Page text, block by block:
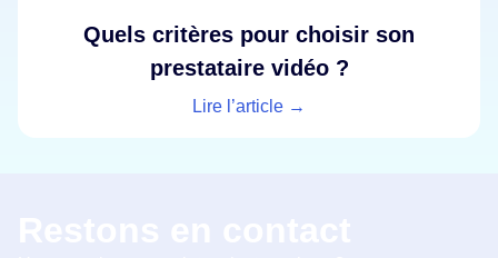
Quels critères pour choisir son
prestataire vidéo ?
Lire l’article →